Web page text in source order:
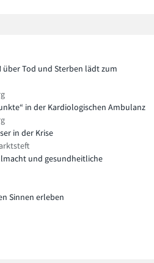
Tod und Sterben lädt zum
in der Kardiologischen Ambulanz
in der Krise
und gesundheitliche
Sinnen erleben